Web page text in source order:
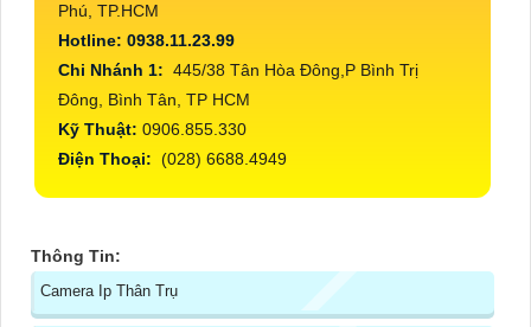
Phú, TP.HCM
Hotline: 0938.11.23.99
Chi Nhánh 1: 445/38 Tân Hòa Đông,P Bình Trị
Đông, Bình Tân, TP HCM
Kỹ Thuật: 0906.855.330
Điện Thoại: (028) 6688.4949
Thông Tin:
Camera Ip Thân Trụ